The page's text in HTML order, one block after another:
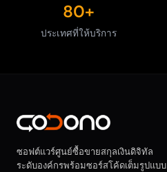
80+
ประเทศที่ให้บริการ
ซอฟต์แวร์ศูนย์ซื้อขายสกุลเงินดิจิทัล
ระดับองค์กรพร้อมซอร์สโค้ดเต็มรูปแบบ